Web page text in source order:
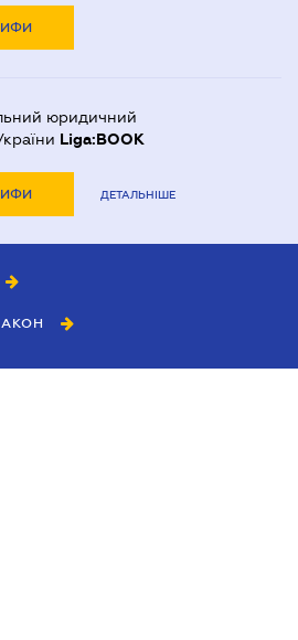
юридичний
Liga:BOOK
ДЕТАЛЬНІШЕ